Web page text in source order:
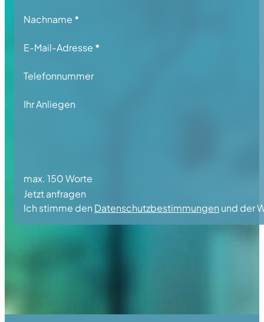
Nachname *
E-Mail-Adresse *
Telefonnummer
Ihr Anliegen
max. 150 Worte
Jetzt anfragen
Ich stimme den Datenschutzbestimmungen und der